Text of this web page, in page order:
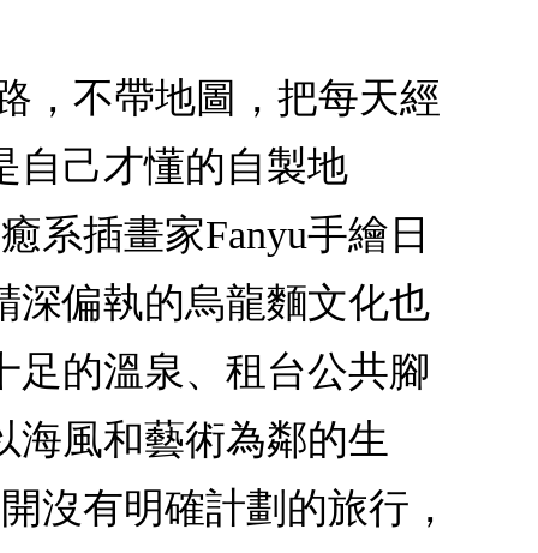
，不帶地圖，把每天經
自己才懂的自製地
系插畫家Fanyu手繪日
深偏執的烏龍麵文化也
足的溫泉、租台公共腳
海風和藝術為鄰的生
沒有明確計劃的旅行，